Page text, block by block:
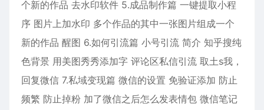
个新的作品 去水印软件 5.成品制作篇 一键提取小程
序 图片上加水印 多个作品的其中一张图片组成一个
新的作品 醒图 6.如何引流篇 小号引流 简介 知乎搜纯
色背景 用美图秀秀添加字 评论区私信引流 取土s我，
回复微信 7.私域变现篇 微信的设置 免验证添加 防止
频繁 防止掉粉 加了微信之后怎么发表情包 微信笔记